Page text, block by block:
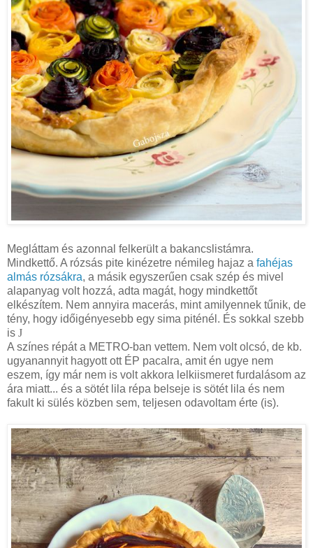
Megláttam és azonnal felkerült a bakancslistámra.
Mindkettő. A rózsás pite kinézetre némileg hajaz a fahéjas
almás rózsákra, a másik egyszerűen csak szép és mivel
alapanyag volt hozzá, adta magát, hogy mindkettőt
elkészítem. Nem annyira macerás, mint amilyennek tűnik, de
tény, hogy időigényesebb egy sima piténél. És sokkal szebb
is J
A színes répát a METRO-ban vettem. Nem volt olcsó, de kb.
ugyanannyit hagyott ott ÉP pacalra, amit én ugye nem
eszem, így már nem is volt akkora lelkiismeret furdalásom az
ára miatt... és a sötét lila répa belseje is sötét lila és nem
fakult ki sülés közben sem, teljesen odavoltam érte (is).